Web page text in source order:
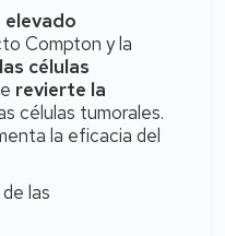
elevado
Compton y la
células
revierte la
células tumorales.
la eficacia del
las